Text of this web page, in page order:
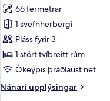
myndir
fyrir
Deluxe-
herbergi
-
svefnherbergi
66 fermetrar
1 svefnherbergi
Pláss fyrir 3
1 stórt tvíbreitt rúm
Ókeypis þráðlaust net
Nánari upplýsingar
Nánari